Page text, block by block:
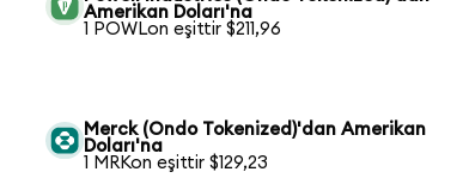
Amerikan Doları'na
1 POWLon eşittir $211,96
Merck (Ondo Tokenized)'dan Amerikan
Doları'na
1 MRKon eşittir $129,23